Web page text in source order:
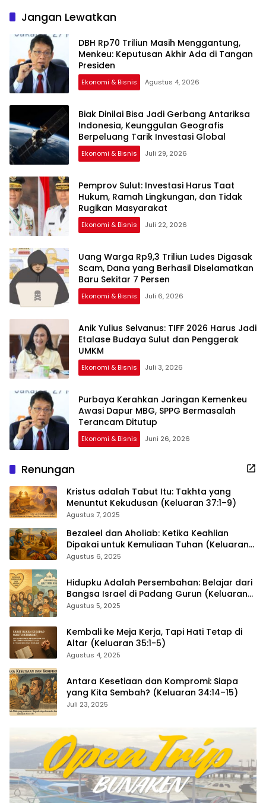
Jangan Lewatkan
DBH Rp70 Triliun Masih Menggantung,
Menkeu: Keputusan Akhir Ada di Tangan
Presiden
Ekonomi & Bisnis Agustus 4, 2026
Biak Dinilai Bisa Jadi Gerbang Antariksa
Indonesia, Keunggulan Geografis
Berpeluang Tarik Investasi Global
Ekonomi & Bisnis Juli 29, 2026
Pemprov Sulut: Investasi Harus Taat
Hukum, Ramah Lingkungan, dan Tidak
Rugikan Masyarakat
Ekonomi & Bisnis Juli 22, 2026
Uang Warga Rp9,3 Triliun Ludes Digasak
Scam, Dana yang Berhasil Diselamatkan
Baru Sekitar 7 Persen
Ekonomi & Bisnis Juli 6, 2026
Anik Yulius Selvanus: TIFF 2026 Harus Jadi
Etalase Budaya Sulut dan Penggerak
UMKM
Ekonomi & Bisnis Juli 3, 2026
Purbaya Kerahkan Jaringan Kemenkeu
Awasi Dapur MBG, SPPG Bermasalah
Terancam Ditutup
Ekonomi & Bisnis Juni 26, 2026
Renungan
Kristus adalah Tabut Itu: Takhta yang
Menuntut Kekudusan (Keluaran 37:1–9)
Agustus 7, 2025
Bezaleel dan Aholiab: Ketika Keahlian
Dipakai untuk Kemuliaan Tuhan (Keluaran
36:1–7)
Agustus 6, 2025
Hidupku Adalah Persembahan: Belajar dari
Bangsa Israel di Padang Gurun (Keluaran
35:4–29)
Agustus 5, 2025
Kembali ke Meja Kerja, Tapi Hati Tetap di
Altar (Keluaran 35:1-5)
Agustus 4, 2025
Antara Kesetiaan dan Kompromi: Siapa
yang Kita Sembah? (Keluaran 34:14–15)
Juli 23, 2025